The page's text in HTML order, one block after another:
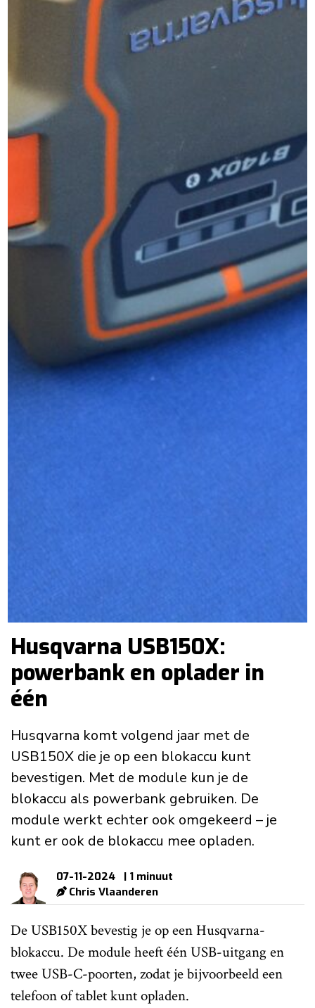
Husqvarna USB150X:
powerbank en oplader in
één
Husqvarna komt volgend jaar met de
USB150X die je op een blokaccu kunt
bevestigen. Met de module kun je de
blokaccu als powerbank gebruiken. De
module werkt echter ook omgekeerd – je
kunt er ook de blokaccu mee opladen.
07-11-2024
| 1 minuut
Chris Vlaanderen
De USB150X bevestig je op een Husqvarna-
blokaccu. De module heeft één USB-uitgang en
twee USB-C-poorten, zodat je bijvoorbeeld een
telefoon of tablet kunt opladen.